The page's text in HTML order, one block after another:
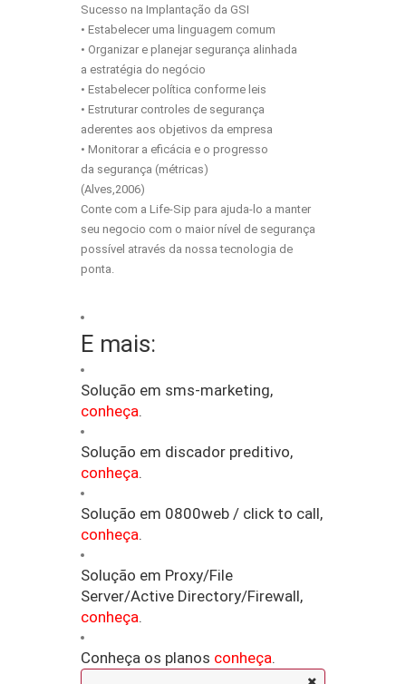
Sucesso na Implantação da GSI
• Estabelecer uma linguagem comum
• Organizar e planejar segurança alinhada
a estratégia do negócio
• Estabelecer política conforme leis
• Estruturar controles de segurança
aderentes aos objetivos da empresa
• Monitorar a eficácia e o progresso
da segurança (métricas)
(Alves,2006)
Conte com a Life-Sip para ajuda-lo a manter
seu negocio com o maior nível de segurança
possível através da nossa tecnologia de
ponta.
E mais:
Solução em sms-marketing,
conheça.
Solução em discador preditivo,
conheça.
Solução em 0800web / click to call,
conheça.
Solução em Proxy/File
Server/Active Directory/Firewall,
conheça.
Conheça os planos conheça.